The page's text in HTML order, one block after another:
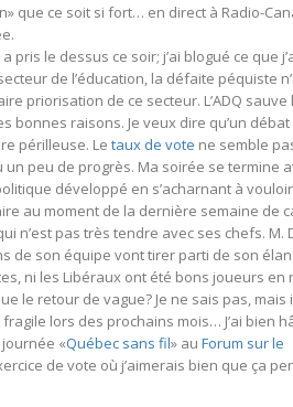
que ce soit si fort… en direct à Radio-
pris le dessus ce soir; j’ai blogué ce que
de l’éducation, la défaite péquiste
priorisation de ce secteur. L’ADQ sauve
bonnes raisons. Je veux dire qu’un débat
périlleuse. Le taux de vote ne semble
peu de progrès. Ma soirée se termine
développé en s’acharnant à
au moment de la dernière semaine de
n’est pas très tendre avec ses chefs. M.
de son équipe vont tirer parti de son
ni les Libéraux ont été bons joueurs en
le retour de vague? Je ne sais pas, mais
lors des prochains mois… J’ai bien
«Québec sans fil» au Forum sur le
de vote où j’aimerais bien que ça